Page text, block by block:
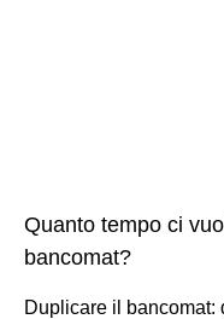
Quanto tempo ci
bancomat?
Duplicare il bancomat: